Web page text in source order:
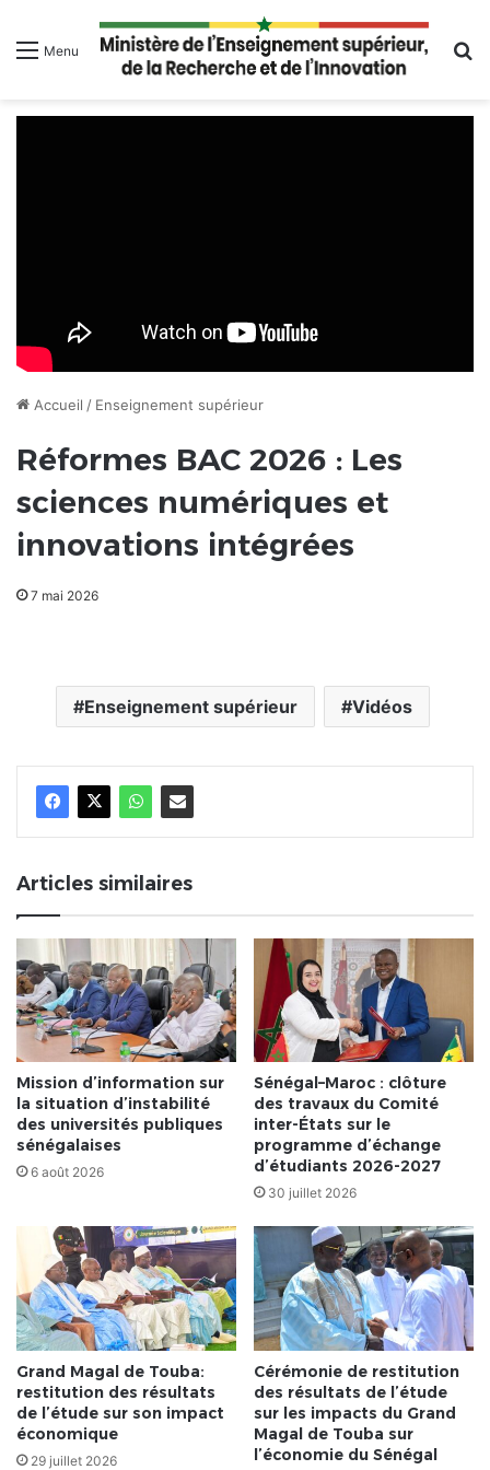
Menu
Accueil / Enseignement supérieur
Réformes BAC 2026 : Les
sciences numériques et
innovations intégrées
7 mai 2026
Enseignement supérieur Vidéos
Articles similaires
Mission d’information sur
la situation d’instabilité
des universités publiques
sénégalaises
6 août 2026
Sénégal–Maroc : clôture
des travaux du Comité
inter-États sur le
programme d’échange
d’étudiants 2026-2027
30 juillet 2026
Grand Magal de Touba:
restitution des résultats
de l’étude sur son impact
économique
29 juillet 2026
Cérémonie de restitution
des résultats de l’étude
sur les impacts du Grand
Magal de Touba sur
l’économie du Sénégal